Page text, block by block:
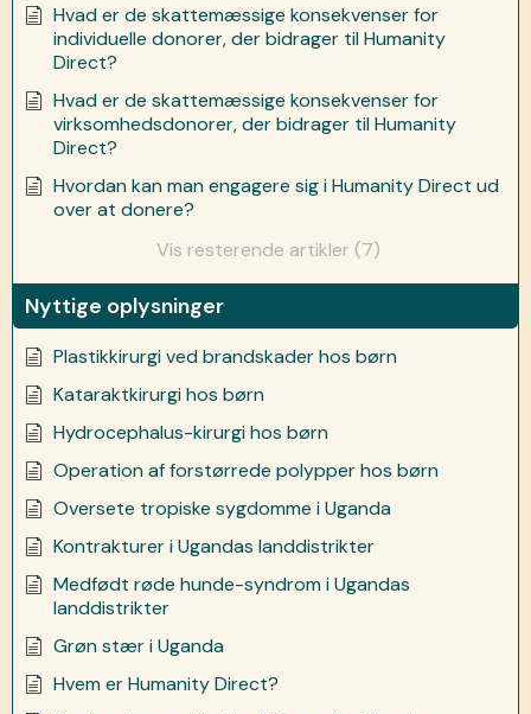
Hvad er de skattemæssige konsekvenser for
individuelle donorer, der bidrager til Humanity
Direct?
Hvad er de skattemæssige konsekvenser for
virksomhedsdonorer, der bidrager til Humanity
Direct?
Hvordan kan man engagere sig i Humanity Direct ud
over at donere?
Vis resterende artikler (7)
Nyttige oplysninger
Plastikkirurgi ved brandskader hos børn
Kataraktkirurgi hos børn
Hydrocephalus-kirurgi hos børn
Operation af forstørrede polypper hos børn
Oversete tropiske sygdomme i Uganda
Kontrakturer i Ugandas landdistrikter
Medfødt røde hunde-syndrom i Ugandas
landdistrikter
Grøn stær i Uganda
Hvem er Humanity Direct?